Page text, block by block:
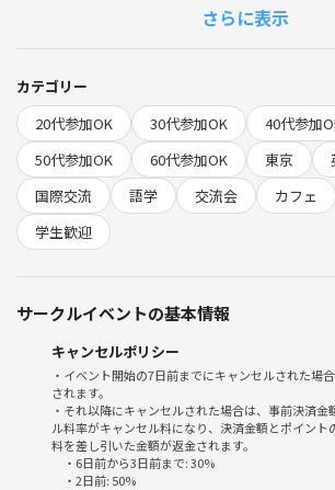
初心者の方もウェルカムです。
世界の方々とのご縁
英語を勉強中の方との出会い
ずっと繋がりを持てる友達
英語と交流を効率的に
ネイティブスピーカーと繋がれる
▶言語交流会には想いの近い人・同じ共通点の方
✨趣味や活動の場を広げて、類友との出会いで
※ネイティブスピーカーが必ず参加するので、英
※5年間連続で行っているので、外国人と日本人
に外国人と日本人の比率は7/3です
イベントについて
さらに表示
カテゴリー
20代参加OK
30代参加OK
40代参加
50代参加OK
60代参加OK 東京
国際交流
語学 交流会 カフェ
学生歓迎
サークルイベントの基本情報
キャンセルポリシー
・イベント開始の7日前までにキャンセルされた場
されます。
・それ以降にキャンセルされた場合は、事前決済
ル料率がキャンセル料になり、決済金額とポイント
料を差し引いた金額が返金されます。
・6日前から3日前まで: 30%
・2日前: 50%